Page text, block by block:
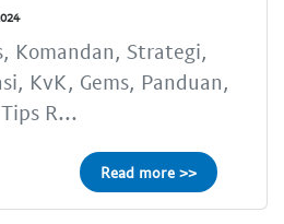
Komandan, Strategi,
KvK, Gems, Panduan,
R...
Read more >>